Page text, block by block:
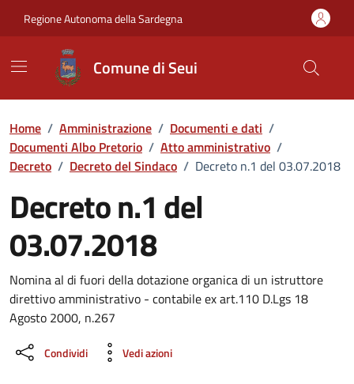
Regione Autonoma della Sardegna
Comune di Seui
Home / Amministrazione / Documenti e dati /
Documenti Albo Pretorio / Atto amministrativo /
Decreto / Decreto del Sindaco / Decreto n.1 del 03.07.2018
Decreto n.1 del
03.07.2018
Dettaglio del documento
Nomina al di fuori della dotazione organica di un istruttore
direttivo amministrativo - contabile ex art.110 D.Lgs 18
Agosto 2000, n.267
Condividi Vedi azioni